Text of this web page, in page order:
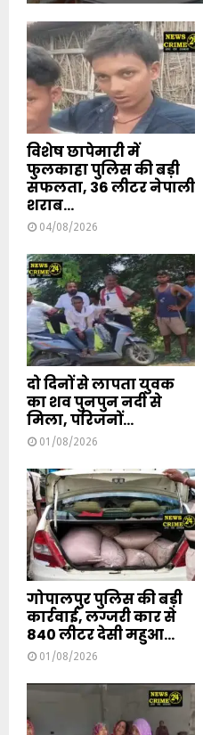
विशेष छापेमारी में
फुलकाहा पुलिस की बड़ी
सफलता, 36 लीटर नेपाली
शराब...
04/08/2026
दो दिनों से लापता युवक
का शव पुनपुन नदी से
मिला, परिजनों...
01/08/2026
गोपालपुर पुलिस की बड़ी
कार्रवाई, लग्जरी कार से
840 लीटर देसी महुआ...
01/08/2026